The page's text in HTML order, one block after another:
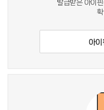
발급받은 아이
아이